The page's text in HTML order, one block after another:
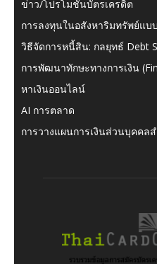
ข่าว/โปรโมชั่นบัตรเครดิต
การลงทุนในอสังหาริมทรัพย์แบ
วิธีจัดการหนี้สิน: กลยุทธ์ Debt
การพัฒนาทักษะทางการเงิน
หาเงินออนไลน์
AI การตลาด
การวางแผนการเงินส่วนบุคคล